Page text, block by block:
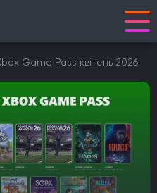
Game Pass квітень 2026